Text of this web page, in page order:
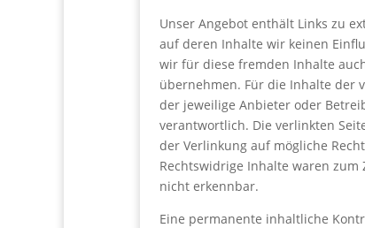
Unser Angebot enthält Links zu
auf deren Inhalte wir keinen
wir für diese fremden Inhalte
übernehmen. Für die Inhalte der
der jeweilige Anbieter oder
verantwortlich. Die verlinkten
der Verlinkung auf mögliche
Rechtswidrige Inhalte waren
nicht erkennbar.
Eine permanente inhaltliche